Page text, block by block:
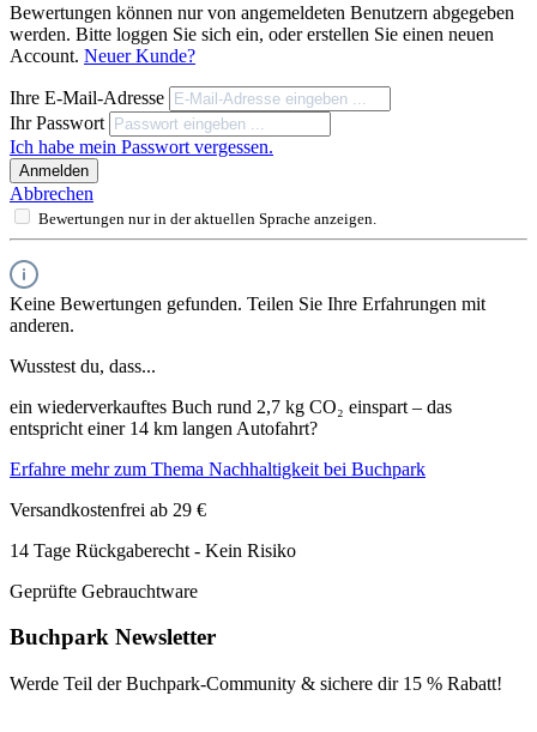
Bewertungen können nur von angemeldeten Benutzern abgegeben
werden. Bitte loggen Sie sich ein, oder erstellen Sie einen neuen
Account. Neuer Kunde?
Ihre E-Mail-Adresse
Ihr Passwort
Ich habe mein Passwort vergessen.
Anmelden
Abbrechen
Bewertungen nur in der aktuellen Sprache anzeigen.
Keine Bewertungen gefunden. Teilen Sie Ihre Erfahrungen mit
anderen.
Wusstest du, dass...
ein wiederverkauftes Buch rund 2,7 kg CO₂ einspart – das
entspricht einer 14 km langen Autofahrt?
Erfahre mehr zum Thema Nachhaltigkeit bei Buchpark
Versandkostenfrei ab 29 €
14 Tage Rückgaberecht - Kein Risiko
Geprüfte Gebrauchtware
Buchpark Newsletter
Werde Teil der Buchpark-Community & sichere dir 15 % Rabatt!